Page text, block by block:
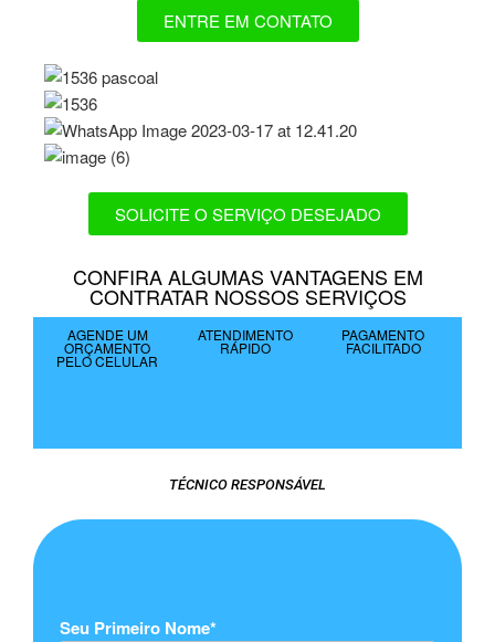
ENTRE EM CONTATO
SOLICITE O SERVIÇO DESEJADO
CONFIRA ALGUMAS VANTAGENS EM
CONTRATAR NOSSOS SERVIÇOS
AGENDE UM
ORÇAMENTO
PELO CELULAR
ATENDIMENTO
RÁPIDO
PAGAMENTO
FACILITADO
TÉCNICO RESPONSÁVEL
Seu Primeiro Nome*